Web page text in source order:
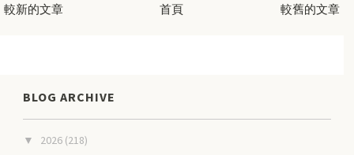
較新的文章 較舊的文章
首頁
BLOG ARCHIVE
▼ 2026 (218)